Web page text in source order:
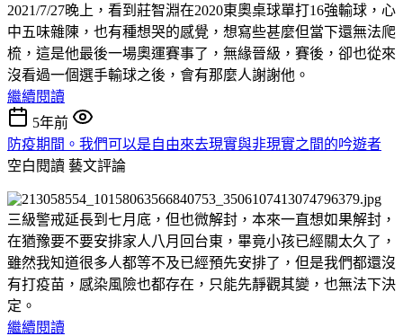
2021/7/27晚上，看到莊智淵在2020東奧桌球單打16強輸球，心
中五味雜陳，也有種想哭的感覺，想寫些甚麼但當下還無法爬
梳，這是他最後一場奧運賽事了，無緣晉級，賽後，卻也從來
沒看過一個選手輸球之後，會有那麼人謝謝他。
繼續閱讀
5年前
防疫期間。我們可以是自由來去現實與非現實之間的吟遊者
空白閱讀 藝文評論
三級警戒延長到七月底，但也微解封，本來一直想如果解封，
在猶豫要不要安排家人八月回台東，畢竟小孩已經關太久了，
雖然我知道很多人都等不及已經預先安排了，但是我們都還沒
有打疫苗，感染風險也都存在，只能先靜觀其變，也無法下決
定。
繼續閱讀